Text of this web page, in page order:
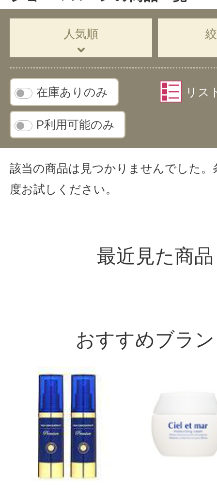
人気順
在庫ありのみ
P利用可能のみ
リス
該当の商品は見つかりませんでした。
度お試しください。
最近見た商品
おすすめブラ